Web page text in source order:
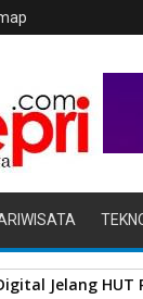
Jelang HUT